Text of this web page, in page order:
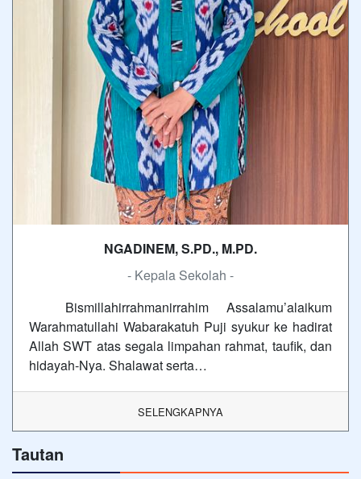
NGADINEM, S.PD., M.PD.
- Kepala Sekolah -
Bismillahirrahmanirrahim Assalamu’alaikum
Warahmatullahi Wabarakatuh Puji syukur ke hadirat
Allah SWT atas segala limpahan rahmat, taufik, dan
hidayah-Nya. Shalawat serta…
SELENGKAPNYA
Tautan